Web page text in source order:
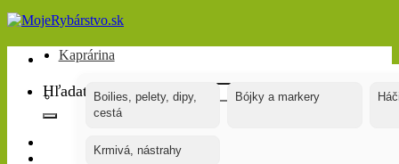
Hľadať:
Kaprárina
Boilies, pelety, dipy,
cestá
Bójky a markery
Krmivá, nástrahy